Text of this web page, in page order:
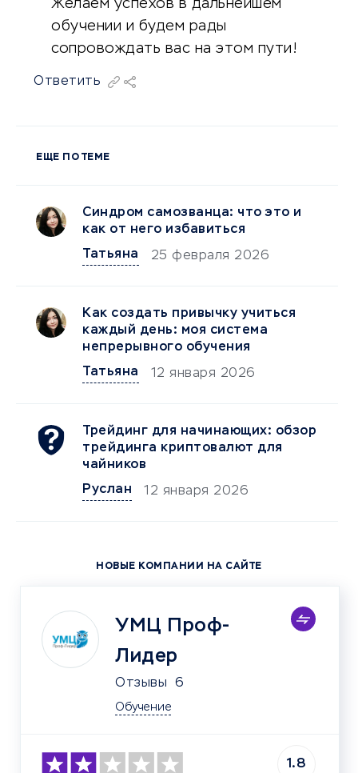
Желаем успехов в дальнейшем
обучении и будем рады
сопровождать вас на этом пути!
Ответить
ЕЩЕ ПО ТЕМЕ
Синдром самозванца: что это и
как от него избавиться
Татьяна
25 февраля 2026
Как создать привычку учиться
каждый день: моя система
непрерывного обучения
Татьяна
12 января 2026
Трейдинг для начинающих: обзор
трейдинга криптовалют для
чайников
Руслан
12 января 2026
НОВЫЕ КОМПАНИИ НА САЙТЕ
УМЦ Проф-
Лидер
Отзывы 6
Обучение
1.8